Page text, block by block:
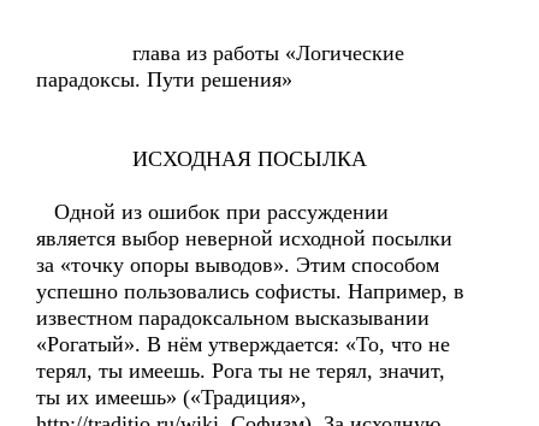
глава из работы «Логические
парадоксы. Пути решения»
ИСХОДНАЯ ПОСЫЛКА
Одной из ошибок при рассуждении
является выбор неверной исходной посылки
за «точку опоры выводов». Этим способом
успешно пользовались софисты. Например, в
известном парадоксальном высказывании
«Рогатый». В нём утверждается: «То, что не
терял, ты имеешь. Рога ты не терял, значит,
ты их имеешь» («Традиция»,